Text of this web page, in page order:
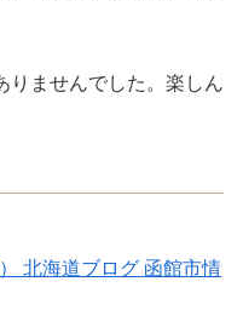
りませんでした。楽しん